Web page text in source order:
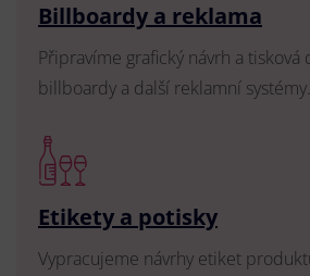
Billboardy a reklama
Připravíme grafický návrh a tisková
billboardy a další reklamní systémy.
Etikety a potisky
Vypracujeme návrhy etiket